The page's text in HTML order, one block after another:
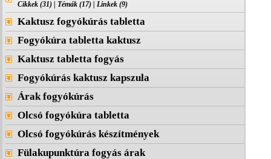
Cikkek (31) Témák (17) Linkek (9)
Kaktusz fogyókúrás tabletta
Fogyókúra tabletta kaktusz
Kaktusz tabletta fogyás
Fogyókúrás kaktusz kapszula
Árak fogyókúrás
Olcsó fogyókúra tabletta
Olcsó fogyókúrás készítmények
Fülakupunktúra fogyás árak